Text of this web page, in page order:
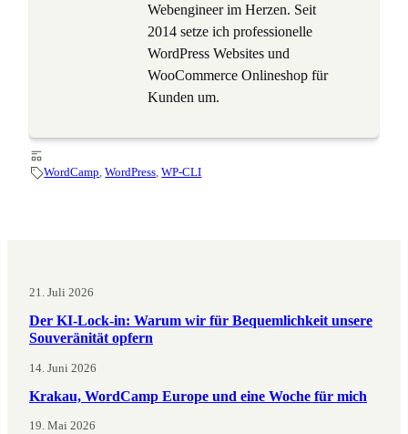
Webengineer im Herzen. Seit
2014 setze ich professionelle
WordPress Websites und
WooCommerce Onlineshop für
Kunden um.
WordCamp , WordPress , WP-CLI
21. Juli 2026
Der KI-Lock-in: Warum wir für Bequemlichkeit unsere
Souveränität opfern
14. Juni 2026
Krakau, WordCamp Europe und eine Woche für mich
19. Mai 2026